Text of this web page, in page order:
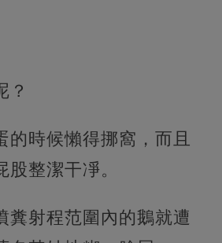
？
的時候懶得挪窩，而且
整潔干凈。
糞射程范圍內的鵝就遭